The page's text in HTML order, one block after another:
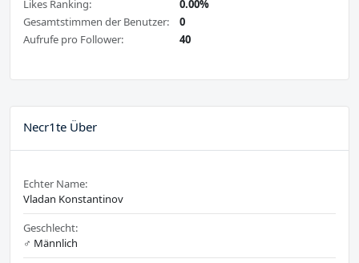
Likes Ranking:
0.00%
Gesamtstimmen der Benutzer:
0
Aufrufe pro Follower:
40
Necr1te Über
Echter Name:
Vladan Konstantinov
Geschlecht:
♂️ Männlich